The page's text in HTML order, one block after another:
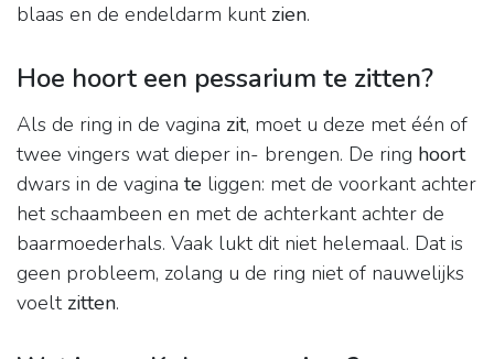
blaas en de endeldarm kunt zien.
Hoe hoort een pessarium te zitten?
Als de ring in de vagina zit, moet u deze met één of
twee vingers wat dieper in- brengen. De ring hoort
dwars in de vagina te liggen: met de voorkant achter
het schaambeen en met de achterkant achter de
baarmoederhals. Vaak lukt dit niet helemaal. Dat is
geen probleem, zolang u de ring niet of nauwelijks
voelt zitten.